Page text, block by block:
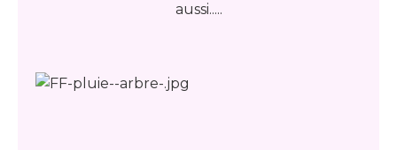
aussi.....